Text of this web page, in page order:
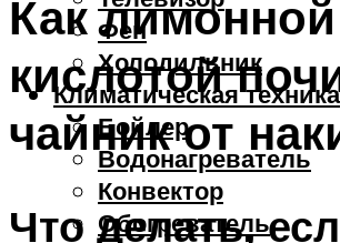
Фен
Холодильник
Климатическая техника
Бойлер
Водонагреватель
Конвектор
Обогреватель
Как лимонной
кислотой
чайник от
Что делать,